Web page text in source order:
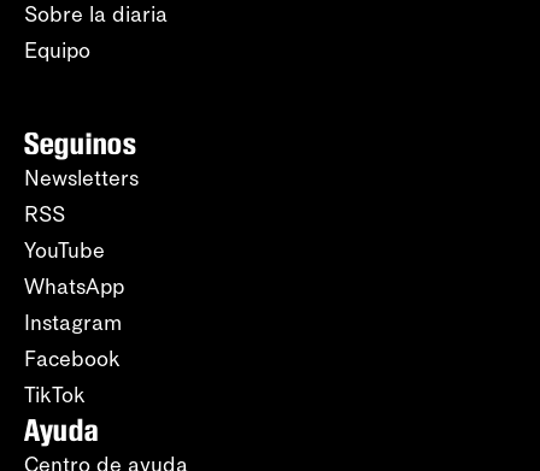
Sobre la diaria
Equipo
Seguinos
Newsletters
RSS
YouTube
WhatsApp
Instagram
Facebook
TikTok
Ayuda
Centro de ayuda